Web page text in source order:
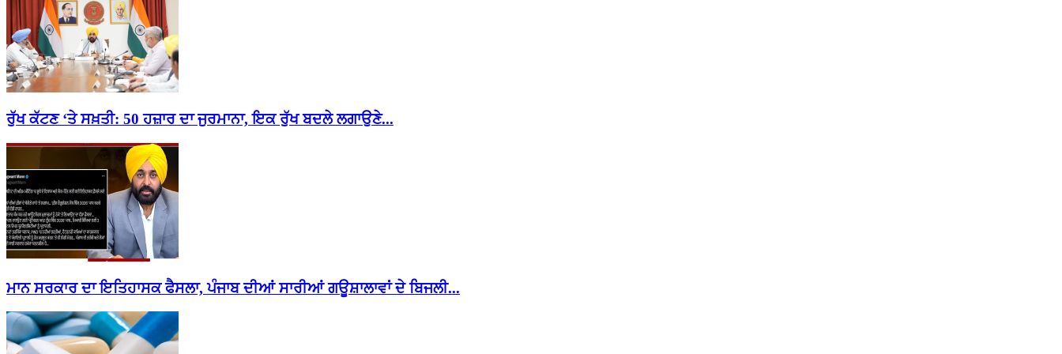
ਰੁੱਖ ਕੱਟਣ ‘ਤੇ ਸਖ਼ਤੀ: 50 ਹਜ਼ਾਰ ਦਾ ਜੁਰਮਾਨਾ, ਇਕ ਰੁੱਖ ਬਦਲੇ ਲਗਾਉਣੇ...
ਮਾਨ ਸਰਕਾਰ ਦਾ ਇਤਿਹਾਸਕ ਫੈਸਲਾ, ਪੰਜਾਬ ਦੀਆਂ ਸਾਰੀਆਂ ਗਊਸ਼ਾਲਾਵਾਂ ਦੇ ਬਿਜਲੀ...